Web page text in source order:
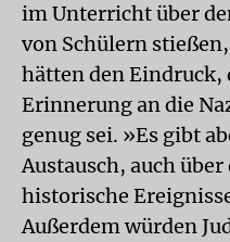
im Unterricht über
von Schülern
hätten den Eindruck,
Erinnerung an die
genug sei. »Es gibt
Austausch, auch über
historische
Außerdem würden